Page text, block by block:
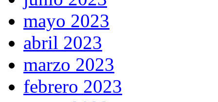
mayo 2023
abril 2023
marzo 2023
febrero 2023